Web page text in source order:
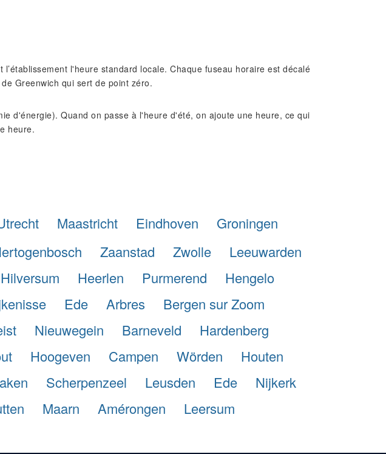
l'heure standard locale. Chaque fuseau horaire est décalé
Greenwich qui sert de point zéro.
d'énergie). Quand on passe à l'heure d'été, on ajoute une heure, ce qui
heure.
Maastricht Eindhoven
Groningen
Zaanstad Zwolle
Leeuwarden
Hilversum Heerlen Purmerend
Hengelo
Ede Arbres
Bergen sur Zoom
Nieuwegein Barneveld
Hardenberg
Hoogeven Campen Wörden
Houten
Scherpenzeel Leusden Ede
Nijkerk
Maarn Amérongen Leersum